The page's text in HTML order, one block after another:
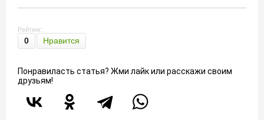
Рейтинг:
0 Нравится
Понравиласть статья? Жми лайк или расскажи своим
друзьям!